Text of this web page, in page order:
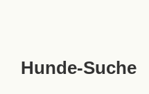
Hunde-Suche